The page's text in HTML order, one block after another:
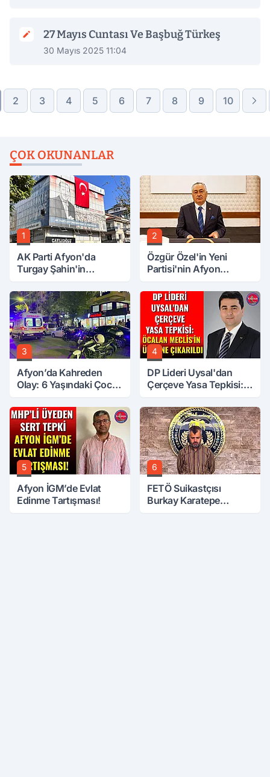
27 Mayıs Cuntası Ve Başbuğ Türkeş
30 Mayıs 2025 11:04
2 3 4 5 6 7 8 9 10
ÇOK OKUNANLAR
1
AK Parti Afyon'da
Turgay Şahin'in
2
Özgür Özel'in Yeni
Partisi'nin Afyon
3
Afyon’da Kahreden
Olay: 6 Yaşındaki Çocuk
4
DP Lideri Uysal'dan
Çerçeve Yasa Tepkisi:
Üzerine Çıkarıldı
5
Afyon İGM’de Evlat
Edinme Tartışması!
6
FETÖ Suikastçısı
Burkay Karatepe